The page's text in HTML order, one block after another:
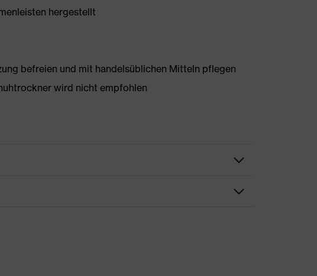
hergestellt
befreien und mit handelsüblichen Mitteln pflegen
wird nicht empfohlen